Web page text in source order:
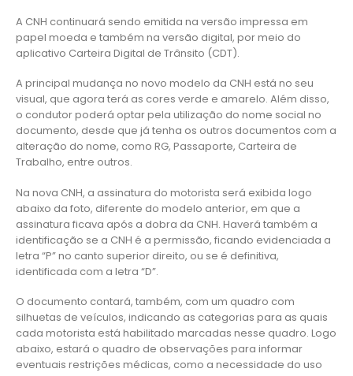
A CNH continuará sendo emitida na versão impressa em
papel moeda e também na versão digital, por meio do
aplicativo Carteira Digital de Trânsito (CDT).
A principal mudança no novo modelo da CNH está no seu
visual, que agora terá as cores verde e amarelo. Além disso,
o condutor poderá optar pela utilização do nome social no
documento, desde que já tenha os outros documentos com a
alteração do nome, como RG, Passaporte, Carteira de
Trabalho, entre outros.
Na nova CNH, a assinatura do motorista será exibida logo
abaixo da foto, diferente do modelo anterior, em que a
assinatura ficava após a dobra da CNH. Haverá também a
identificação se a CNH é a permissão, ficando evidenciada a
letra “P” no canto superior direito, ou se é definitiva,
identificada com a letra “D”.
O documento contará, também, com um quadro com
silhuetas de veículos, indicando as categorias para as quais
cada motorista está habilitado marcadas nesse quadro. Logo
abaixo, estará o quadro de observações para informar
eventuais restrições médicas, como a necessidade do uso